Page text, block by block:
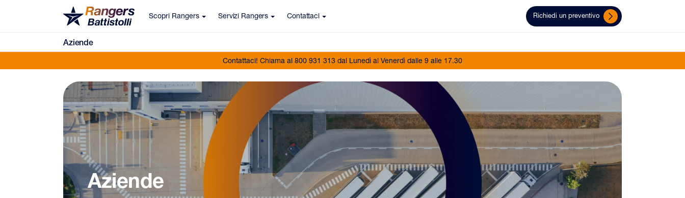
Scopri Rangers Servizi Rangers Contattaci Richiedi un preventivo
Aziende
Contattaci! Chiama al 800 931 313 dal Lunedì al Venerdì dalle 9 alle 17.30
Aziende